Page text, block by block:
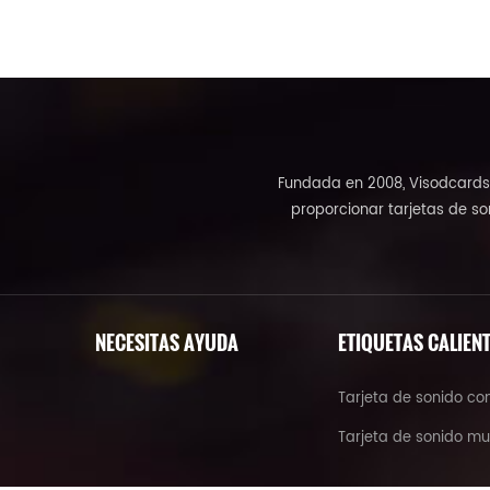
satisfacer sus diversas
múltiple, auriculares
Fundada en 2008,
proporcionar tarjetas de
NECESITAS AYUDA ETIQUETAS
Tarjeta de sonido
Tarjeta de sonido